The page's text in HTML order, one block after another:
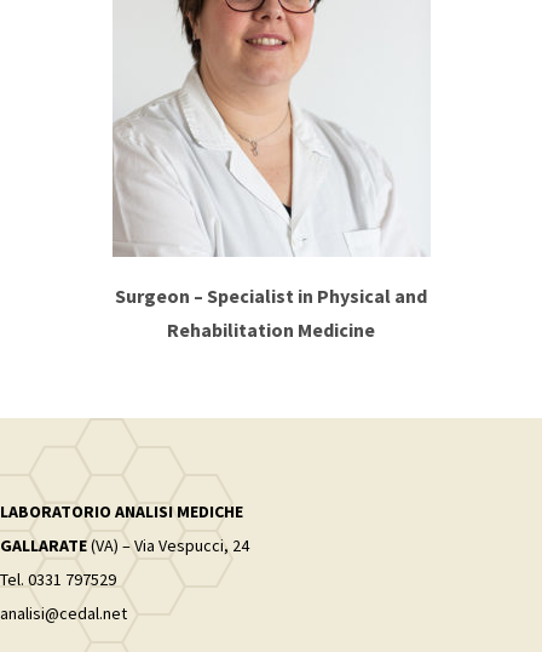
Surgeon – Specialist in Physical and
Rehabilitation Medicine
LABORATORIO ANALISI MEDICHE
GALLARATE(VA) – Via Vespucci, 24
Tel. 0331 797529
analisi@cedal.net